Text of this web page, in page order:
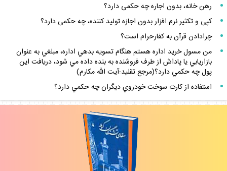
رهن خانه، بدون اجاره چه حكمى دارد؟
كپى و تكثير نرم افزار بدون اجازه توليد كننده، چه حكمى دارد؟
چرادادن قرآن به كفارحرام است؟
من مسول خريد اداره هستم هنگام تسويه بدهي اداره، مبلغي به عنوان
بازاريابي يا پاداش از طرف فروشنده به بنده داده مي شود، دريافت اين
پول چه حكمي دارد؟(مرجع تقليد:آيت الله مكارم)
استفاده از كارت سوخت خودروي ديگران چه حكمي دارد؟